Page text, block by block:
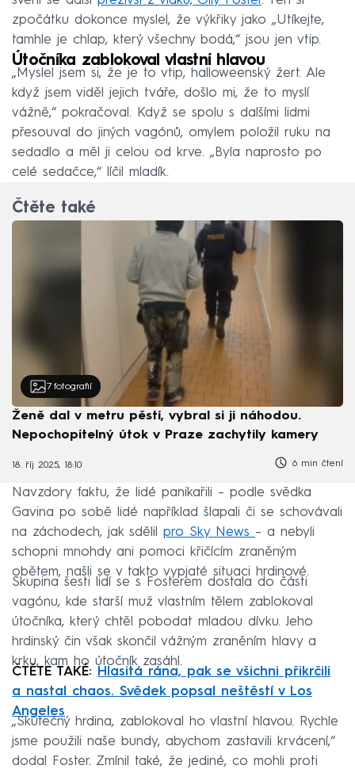
zpočátku dokonce myslel, že výkřiky jako „Utíkejte,
tamhle je chlap, který všechny bodá,“ jsou jen vtip.
Útočníka zablokoval vlastní hlavou
„Myslel jsem si, že je to vtip, halloweenský žert. Ale
když jsem viděl jejich tváře, došlo mi, že to myslí
vážně,“ pokračoval. Když se spolu s dalšími lidmi
přesouval do jiných vagónů, omylem položil ruku na
sedadlo a měl ji celou od krve. „Byla naprosto po
celé sedačce,“ líčil mladík.
Čtěte také
7 fotografií
Ženě dal v metru pěstí, vybral si ji náhodou.
Nepochopitelný útok v Praze zachytily kamery
18. říj 2025, 18:10 6 min čtení
Navzdory faktu, že lidé panikařili – podle svědka
Gavina po sobě lidé například šlapali či se schovávali
na záchodech, jak sdělil pro Sky News – a nebyli
schopni mnohdy ani pomoci křičícím zraněným
obětem, našli se v takto vypjaté situaci hrdinové.
Skupina šesti lidí se s Fosterem dostala do části
vagónu, kde starší muž vlastním tělem zablokoval
útočníka, který chtěl pobodat mladou dívku. Jeho
hrdinský čin však skončil vážným zraněním hlavy a
krku, kam ho útočník zasáhl.
ČTĚTE TAKÉ:
Hlasitá rána, pak se všichni přikrčili
a nastal chaos. Svědek popsal neštěstí v Los
Angeles
„Skutečný hrdina, zablokoval ho vlastní hlavou. Rychle
jsme použili naše bundy, abychom zastavili krvácení,“
dodal Foster. Zmínil také, že jediné, co mohli proti